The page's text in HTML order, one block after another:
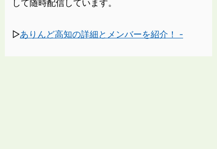
して随時配信しています。
▷ありんど高知の詳細とメンバーを紹介！ -